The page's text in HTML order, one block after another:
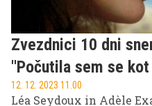
psihološki igri,'' je tudi
potegnila Laura.
Zvezdnici 10 dni
''Počutila sem se
12. 12. 2023 11.00
Léa Seydoux in Adèle